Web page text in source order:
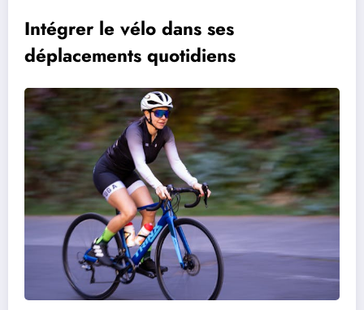
Intégrer le vélo dans ses
déplacements quotidiens